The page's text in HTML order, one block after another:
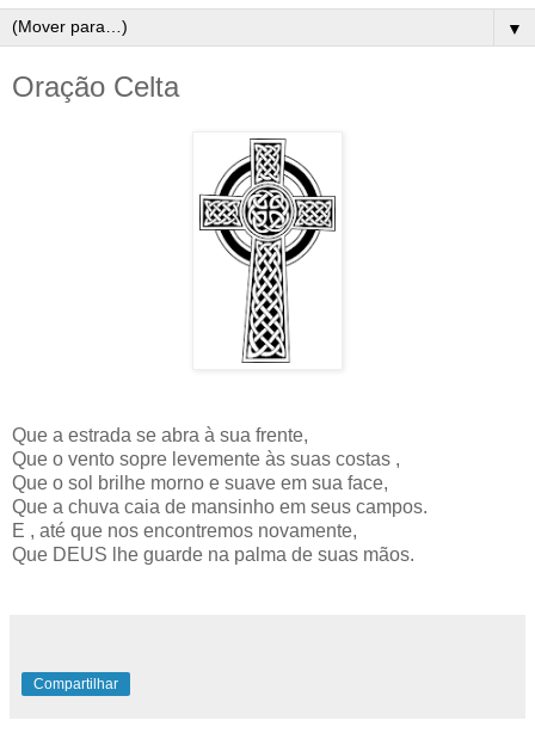
▼
Oração Celta
Que a estrada se abra à sua frente,
Que o vento sopre levemente às suas costas ,
Que o sol brilhe morno e suave em sua face,
Que a chuva caia de mansinho em seus campos.
E , até que nos encontremos novamente,
Que DEUS lhe guarde na palma de suas mãos.
Compartilhar